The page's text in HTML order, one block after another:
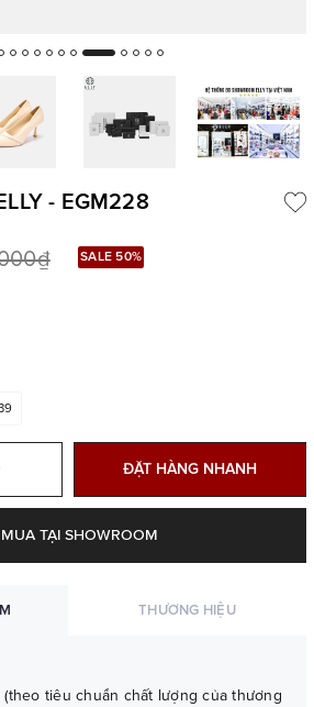
- EGM228
SALE 50%
ĐẶT HÀNG NHANH
MUA TẠI SHOWROOM
THƯƠNG HIỆU
tiêu chuẩn chất lượng của thương